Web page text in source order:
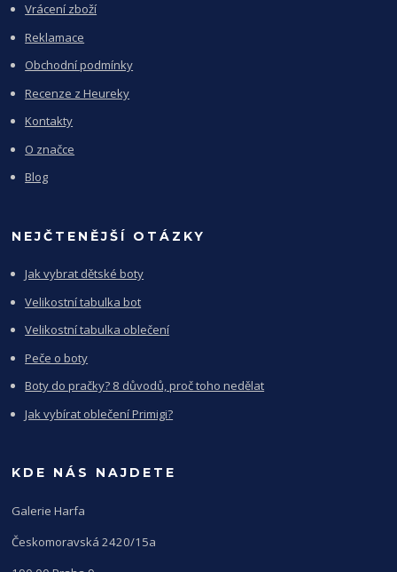
Vrácení zboží
Reklamace
Obchodní podmínky
Recenze z Heureky
Kontakty
O značce
Blog
NEJČTENĚJŠÍ OTÁZKY
Jak vybrat dětské boty
Velikostní tabulka bot
Velikostní tabulka oblečení
Peče o boty
Boty do pračky? 8 důvodů, proč toho nedělat
Jak vybírat oblečení Primigi?
KDE NÁS NAJDETE
Galerie Harfa
Českomoravská 2420/15a